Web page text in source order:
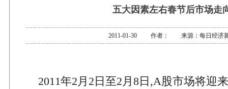
五大因素左右春节后市场走
2011-01-30 作者： 来源：每日经济
2011年2月2日至2月8日,A股市场将迎